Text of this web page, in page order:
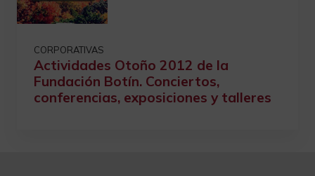
CORPORATIVAS
Actividades Otoño 2012 de la
Fundación Botín. Conciertos,
conferencias, exposiciones y talleres